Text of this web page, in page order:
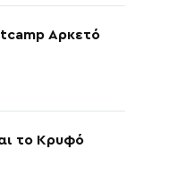
Αρκετό
το Κρυφό